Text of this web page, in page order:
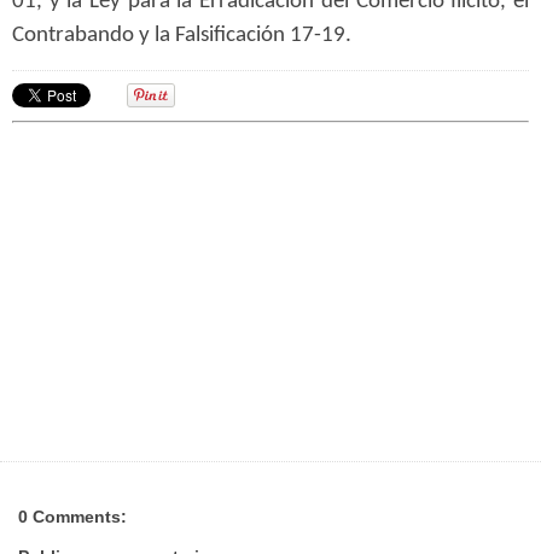
Contrabando y la Falsificación 17-19.
0 Comments: